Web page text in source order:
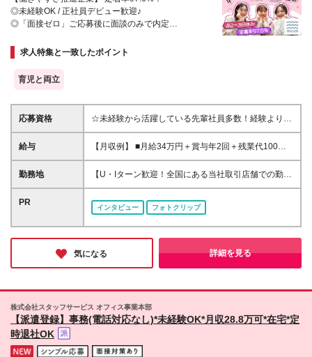
◎未経験OK / 正社員デビュー歓迎♪
◎「面接ゼロ」ご応募後に面談のみで内定
★賞与年2回
★産育休取得実績ほぼ100%
★豊富なキャリアパス
求人特集と一致したポイント
育児と両立
応募資格
☆未経験から活躍している先輩社員多数！経験よりも
意欲や人物重視で選考します！ ◆業種・職種未経験
歓迎 ◆第二新卒も歓迎 ◆学歴不問 ≪こんな方を求め
ンドや情報発信が好きな方 ☆人と話すのが好きな方
☆販売だけでなく幅広い仕事にチャレンジしたい方
を一緒に見つけていきましょう♪
給与
【月収例】 ■月給34万円＋賞与年2回＋残業代100%
支給／マネージャーの場合 ■月給28万円＋賞与年2回
＋残業代100%支給／リーダーの場合 ■月給24万円＋
円＋賞与年2回＋残業手当＋各種手当 ☆上記は最下限
り。試用期間中、雇用形態・給与・待遇に変更はあり
ません
勤務地
【U・Iターン歓迎！全国にある当社取引店舗での勤
務】 ★希望勤務地への配属となります ★基本的に担
当店舗（小売店・商業施設）への直行直帰となります
駅チカ／人気エリア／ショッピングモール・アウトレ
ット・百貨店／主要駅から徒歩10分圏内の勤務地も！
～勤務地は下記いずれかとなります～ 【北海道・東
北】 北海道、青森、岩手、宮城、秋田、山形、福島
山、広島、山口、徳島、香川、愛媛、高知 【九州】
福岡、佐賀、長崎、熊本、大分、宮崎、鹿児島 本社
支店／札幌、仙台、水戸、高崎、新潟、長野、首都圏
PR
インタビュー フォトクリップ
気になる 詳細を見る
株式会社スタッフサービス オフィス事業本部
【派遣登録】事務(電話対応なし)*未経験OK*月収28.8万可*在宅*定
時退社OK